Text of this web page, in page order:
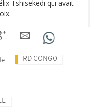
Tshisekedi qui avait
RD CONGO